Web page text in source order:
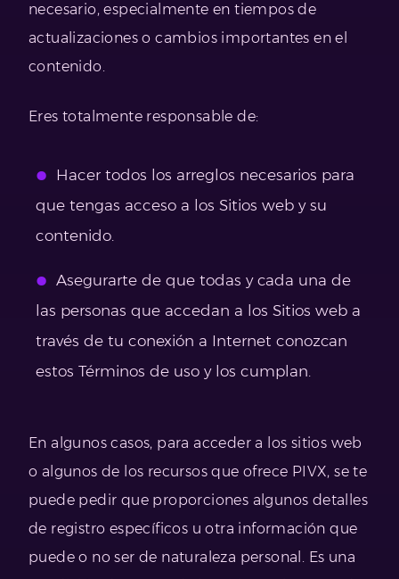
necesario, especialmente en tiempos de
actualizaciones o cambios importantes en el
contenido.
Eres totalmente responsable de:
Hacer todos los arreglos necesarios para
que tengas acceso a los Sitios web y su
contenido.
Asegurarte de que todas y cada una de
las personas que accedan a los Sitios web a
través de tu conexión a Internet conozcan
estos Términos de uso y los cumplan.
En algunos casos, para acceder a los sitios web
o algunos de los recursos que ofrece PIVX, se te
puede pedir que proporciones algunos detalles
de registro específicos u otra información que
puede o no ser de naturaleza personal. Es una